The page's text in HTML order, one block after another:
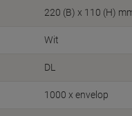
220 (B) x 110 (H)
Wit
DL
1000 x envelop